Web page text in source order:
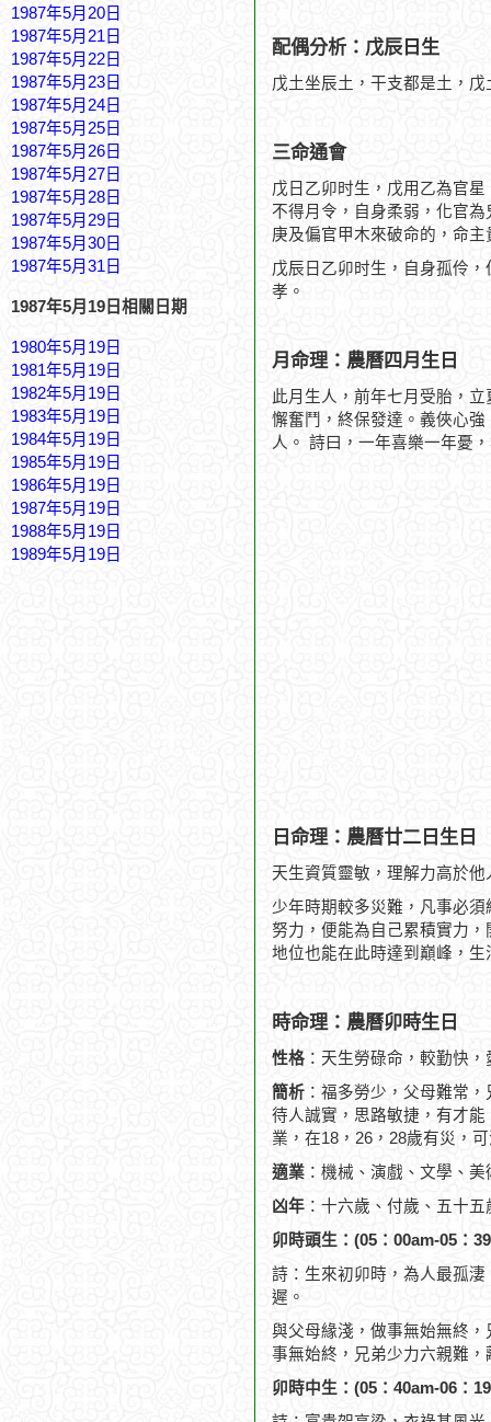
1987年5月20日
1987年5月21日
1987年5月22日
1987年5月23日
1987年5月24日
1987年5月25日
1987年5月26日
1987年5月27日
1987年5月28日
1987年5月29日
1987年5月30日
1987年5月31日
1987年5月19日相關日期
1980年5月19日
1981年5月19日
1982年5月19日
1983年5月19日
1984年5月19日
1985年5月19日
1986年5月19日
1987年5月19日
1988年5月19日
1989年5月19日
配偶分析：戊辰日生
戊土坐辰土，干支都是土，
三命通會
戊日乙卯时生，戊用乙為官
不得月令，自身柔弱，化官
庚及偏官甲木來破命的，命主
戊辰日乙卯时生，自身孤伶
孝。
月命理：農曆四月生日
此月生人，前年七月受胎，
懈奮鬥，終保發達。義俠心
人。 詩曰，一年喜樂一年憂
日命理：農曆廿二日生日
天生資質靈敏，理解力高於
少年時期較多災難，凡事必
努力，便能為自己累積實力
地位也能在此時達到巔峰，
時命理：農曆卯時生日
性格 ：天生勞碌命，較勤快
簡析 ：福多勞少，父母難常
待人誠實，思路敏捷，有才
業，在18，26，28歲有災，
適業 ：機械、演戲、文學、
凶年 ：十六歲、付歲、五十
卯時頭生：(05：00am-05：
詩：生來初卯時，為人最孤
遲。
與父母緣淺，做事無始無終
事無始終，兄弟少力六親難
卯時中生：(05：40am-06：